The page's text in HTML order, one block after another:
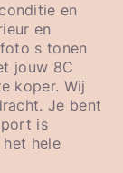
en
en
s tonen
jouw 8C
koper. Wij
Je bent
is
hele